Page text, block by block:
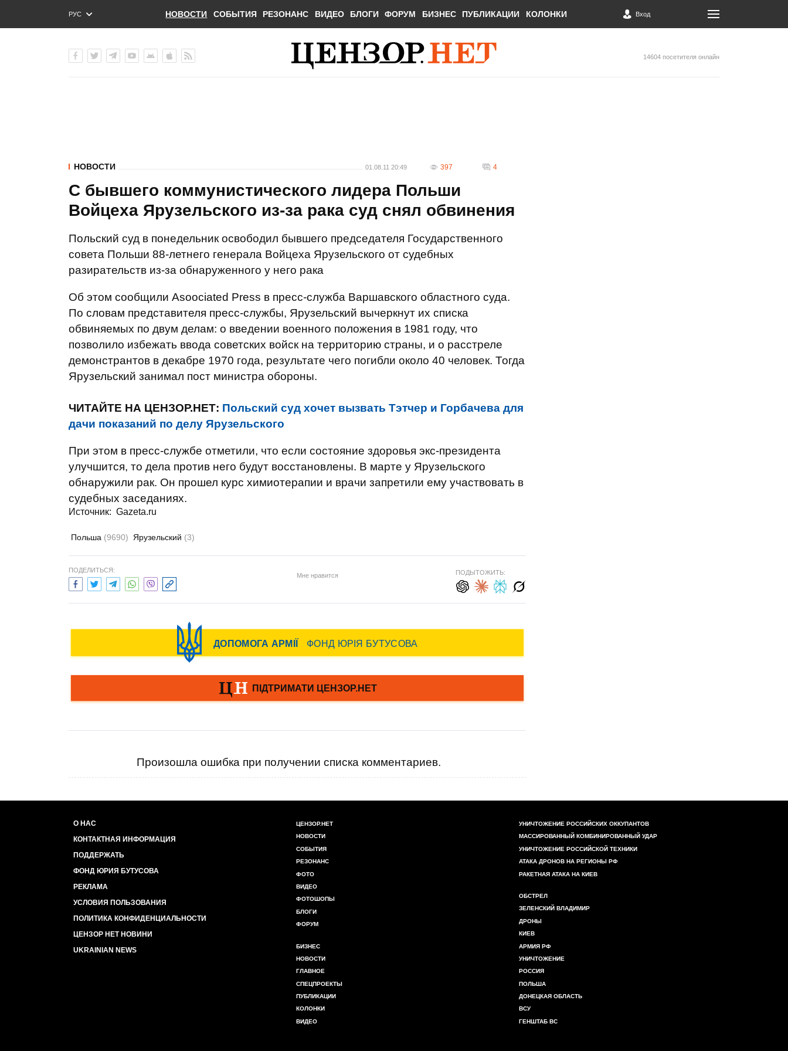
РУС
ENG
НОВОСТИ СОБЫТИЯ РЕЗОНАНС ВИДЕО БЛОГИ ФОРУМ БИЗНЕС ПУБЛИКАЦИИ КОЛОНКИ Вход
14604 посетителя онлайн
НОВОСТИ 01.08.11 20:49 397 4
С бывшего коммунистического лидера Польши
Войцеха Ярузельского из-за рака суд снял обвинения
Польский суд в понедельник освободил бывшего председателя Государственного
совета Польши 88-летнего генерала Войцеха Ярузельского от судебных
разирательств из-за обнаруженного у него рака
Об этом сообщили Asoociated Press в пресс-служба Варшавского областного суда.
По словам представителя пресс-службы, Ярузельский вычеркнут их списка
обвиняемых по двум делам: о введении военного положения в 1981 году, что
позволило избежать ввода советских войск на территорию страны, и о расстреле
демонстрантов в декабре 1970 года, результате чего погибли около 40 человек. Тогда
Ярузельский занимал пост министра обороны.
ЧИТАЙТЕ НА ЦЕНЗОР.НЕТ: Польский суд хочет вызвать Тэтчер и Горбачева для
дачи показаний по делу Ярузельского
При этом в пресс-службе отметили, что если состояние здоровья экс-президента
улучшится, то дела против него будут восстановлены. В марте у Ярузельского
обнаружили рак. Он прошел курс химиотерапии и врачи запретили ему участвовать в
судебных заседаниях.
Источник: Gazeta.ru
Польша (9690) Ярузельский (3)
ПОДЕЛИТЬСЯ:
Мне нравится ПОДЫТОЖИТЬ:
Произошла ошибка при получении списка комментариев.
О НАС
КОНТАКТНАЯ ИНФОРМАЦИЯ
ПОДДЕРЖАТЬ
ФОНД ЮРИЯ БУТУСОВА
РЕКЛАМА
УСЛОВИЯ ПОЛЬЗОВАНИЯ
ПОЛИТИКА КОНФИДЕНЦИАЛЬНОСТИ
ЦЕНЗОР НЕТ НОВИНИ
UKRAINIAN NEWS
ЦЕНЗОР.НЕТ
НОВОСТИ
СОБЫТИЯ
РЕЗОНАНС
ФОТО
ВИДЕО
ФОТОШОПЫ
БЛОГИ
ФОРУМ
БИЗНЕС
НОВОСТИ
ГЛАВНОЕ
СПЕЦПРОЕКТЫ
ПУБЛИКАЦИИ
КОЛОНКИ
ВИДЕО
УНИЧТОЖЕНИЕ РОССИЙСКИХ ОККУПАНТОВ
МАССИРОВАННЫЙ КОМБИНИРОВАННЫЙ УДАР
УНИЧТОЖЕНИЕ РОССИЙСКОЙ ТЕХНИКИ
АТАКА ДРОНОВ НА РЕГИОНЫ РФ
РАКЕТНАЯ АТАКА НА КИЕВ
ОБСТРЕЛ
ЗЕЛЕНСКИЙ ВЛАДИМИР
ДРОНЫ
КИЕВ
АРМИЯ РФ
УНИЧТОЖЕНИЕ
РОССИЯ
ПОЛЬША
ДОНЕЦКАЯ ОБЛАСТЬ
ВСУ
ГЕНШТАБ ВС